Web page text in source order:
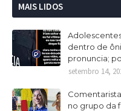
MAIS LIDOS
dentro de
pronuncia;
setembro 14,
no grupo da